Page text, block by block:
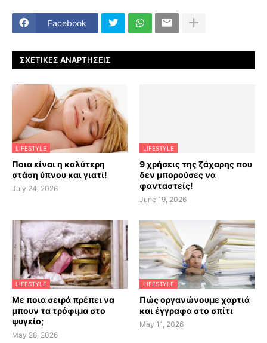
Facebook
ΣΧΕΤΙΚΈΣ ΑΝΑΡΤΉΣΕΙΣ
LIFESTYLE
Ποια είναι η καλύτερη
στάση ύπνου και γιατί!
July 24, 2026
LIFESTYLE
9 χρήσεις της ζάχαρης που
δεν μπορούσες να
φανταστείς!
June 19, 2026
LIFESTYLE
Με ποια σειρά πρέπει να
μπουν τα τρόφιμα στο
ψυγείο;
May 28, 2026
LIFESTYLE
Πώς οργανώνουμε χαρτιά
και έγγραφα στο σπίτι
May 11, 2026